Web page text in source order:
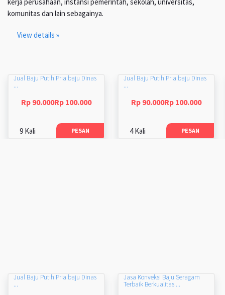
komunitas dan lain sebagainya.
View details »
Jual Baju Putih Pria baju Dinas
...
Rp 90.000Rp 100.000
9 Kali PESAN
Jual Baju Putih Pria baju Dinas
...
Rp 90.000Rp 100.000
4 Kali PESAN
Jual Baju Putih Pria baju Dinas
...
Jasa Konveksi Baju Seragam
Terbaik Berkualitas ...